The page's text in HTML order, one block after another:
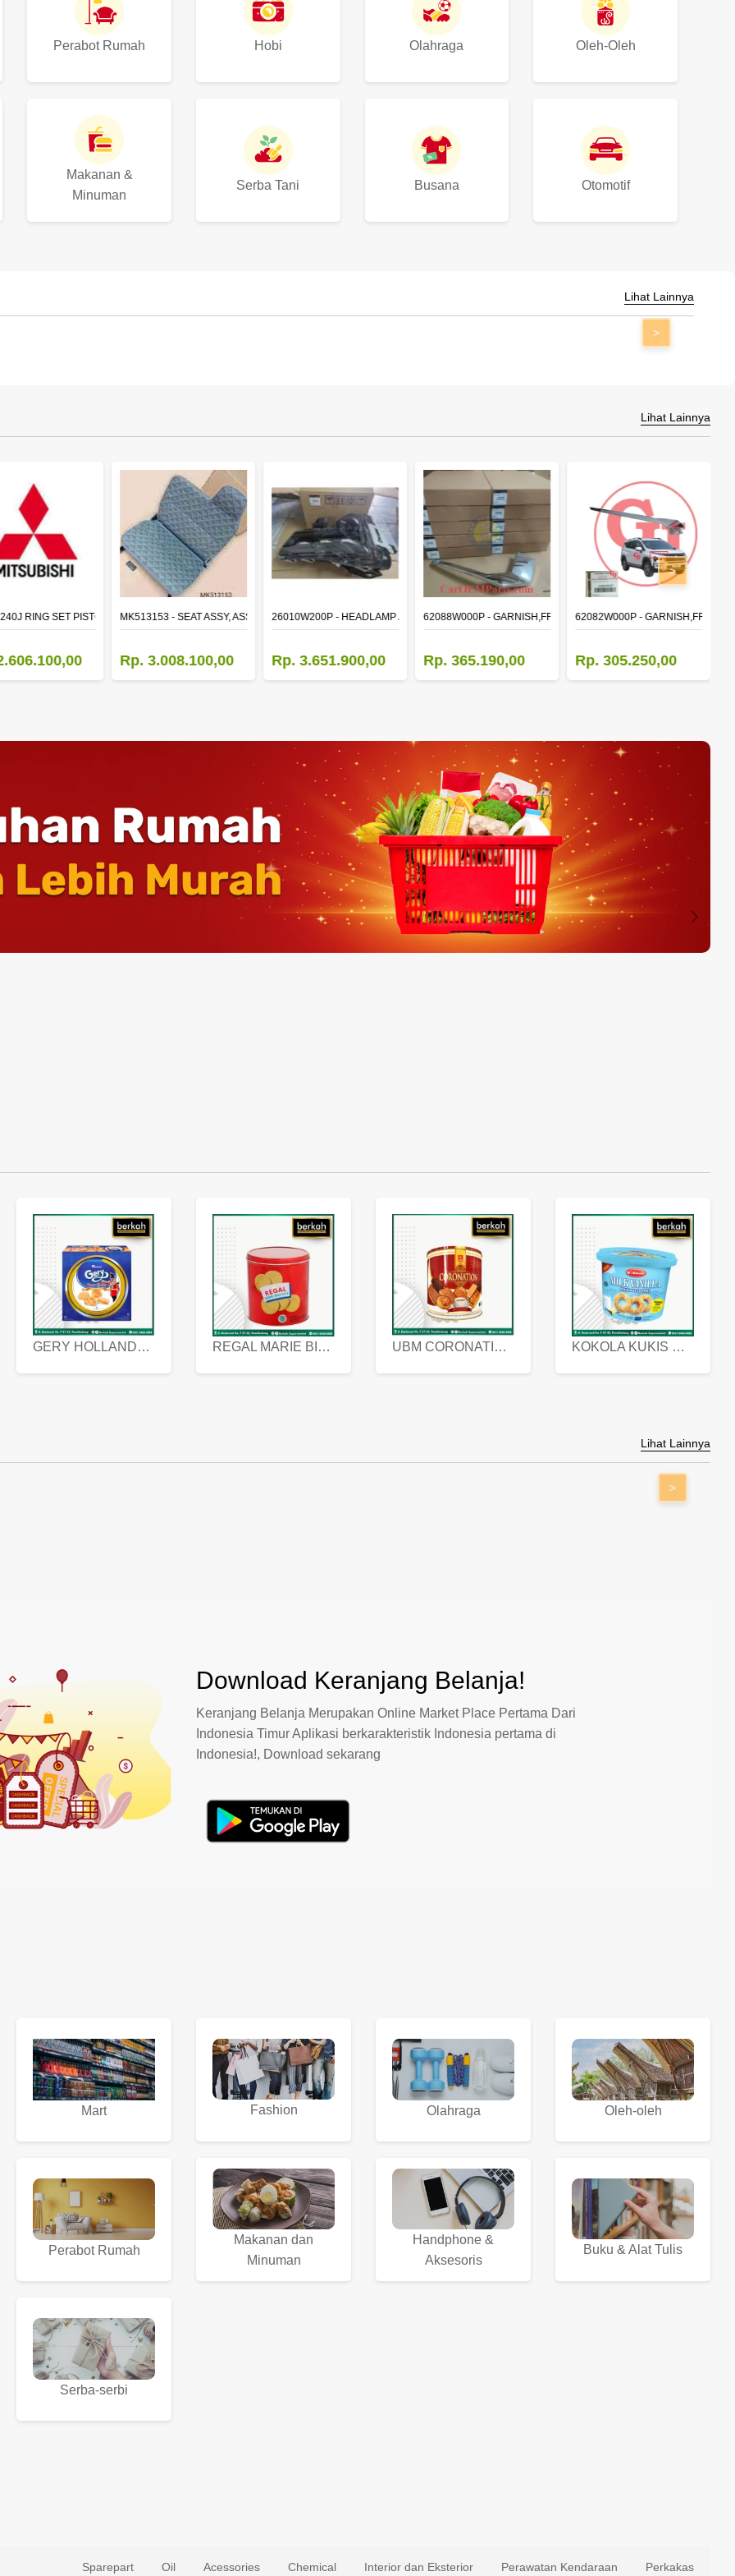
Perabot Rumah Hobi Olahraga Oleh-Oleh
Makanan &
Minuman
Serba Tani Busana Otomotif
Lihat Lainnya
>
Lihat Lainnya
LHRING SET PISTON STDMK513153 - SEAT ASSY, ASSISTANT
Rp. 3.008.100,00
26010W200P - HEADLAMP ASSY,RH
Rp. 3.651.900,00
62088W000P - GARNISH,FR BUMPER SIDE
Rp. 365.190,00
62082W000P - GARNISH,FR
Rp. 305.250,00
>
GERY HOLLANDA BUTTER COOKIES 450 GRAM REGAL MARIE BISCUIT KALENG 550 GRAM UBM CORONATION ASSORTED BISKUIT KALENG 450 GRAM KOKOLA KUKIS HYGIENIC MILK VANILLA PACK 320 GR
Lihat Lainnya
>
Download Keranjang Belanja!
Keranjang Belanja Merupakan Online Market Place Pertama Dari
Indonesia Timur Aplikasi berkarakteristik Indonesia pertama di
Indonesia!, Download sekarang
Mart Fashion Olahraga Oleh-oleh
Perabot Rumah
Makanan dan
Minuman
Handphone &
Aksesoris
Buku & Alat Tulis
Serba-serbi
Sparepart Oil Acessories Chemical Interior dan Eksterior Perawatan Kendaraan Perkakas